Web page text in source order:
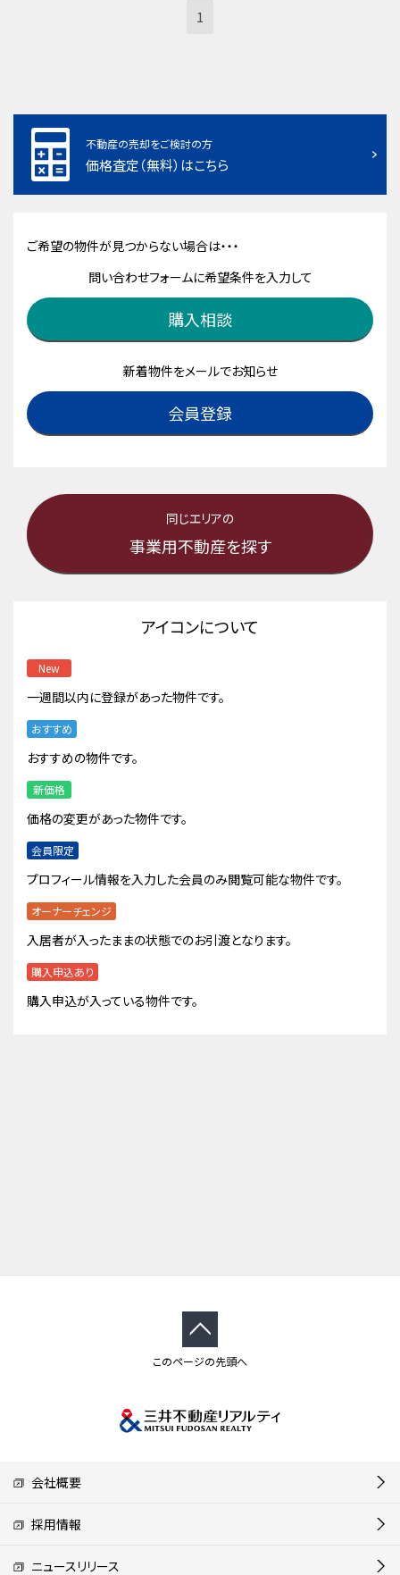
1
不動産の売却をご検討の方
価格査定（無料）はこちら
ご希望の物件が見つからない場合は・・・
問い合わせフォームに希望条件を入力して
購入相談
新着物件をメールでお知らせ
会員登録
同じエリアの
事業用不動産を探す
アイコンについて
New
一週間以内に登録があった物件です。
おすすめ
おすすめの物件です。
新価格
価格の変更があった物件です。
会員限定
プロフィール情報を入力した会員のみ閲覧可能な物件です。
オーナーチェンジ
入居者が入ったままの状態でのお引渡となります。
購入申込あり
購入申込が入っている物件です。
このページの先頭へ
会社概要
採用情報
ニュースリリース